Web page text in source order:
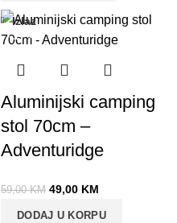
-17%
Izlaz
Aluminijski camping
stol 70cm –
Adventuridge
59,00KM 49,00 KM
DODAJ U KORPU